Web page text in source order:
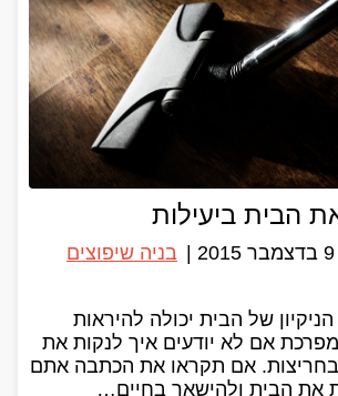
הבית ביעילות
9 בדצמבר 2015
בניה שיפוצים
של הבית יכולה להיראות
אם לא יודעים איך לנקות את
אם תקראו את הכתבה אתם
את הבית ולהישאר בחיים…